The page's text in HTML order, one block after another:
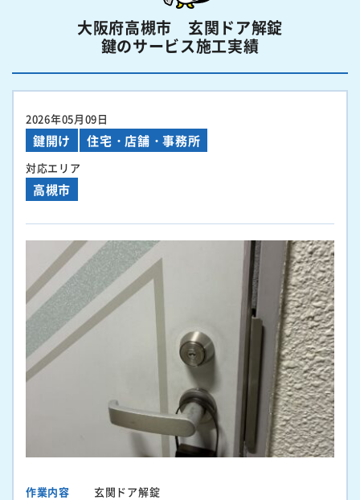
大阪府高槻市 玄関ドア解錠
鍵のサービス施工実績
2026年05月09日
鍵開け 住宅・店舗・事務所
対応エリア
高槻市
作業内容
玄関ドア解錠